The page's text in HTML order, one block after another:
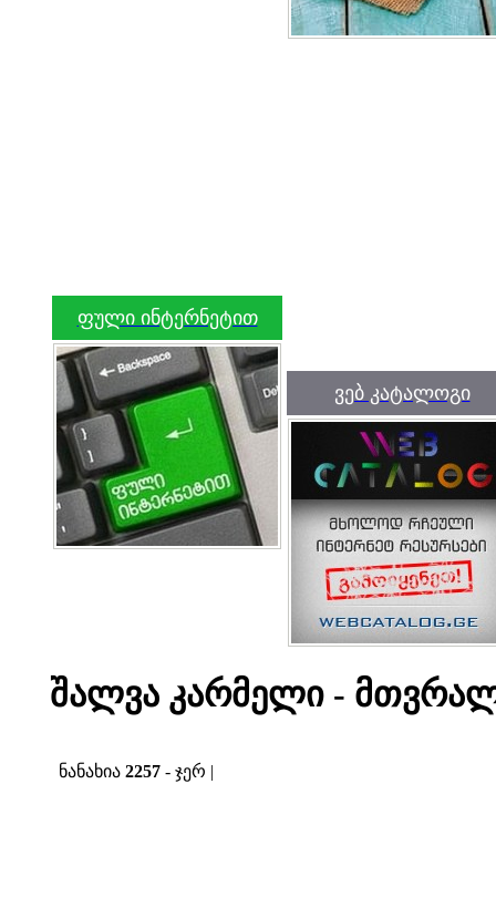
ფული ინტერნეტით
ვებ კატალოგი
შალვა კარმელი -
ნანახია 2257 - ჯერ |